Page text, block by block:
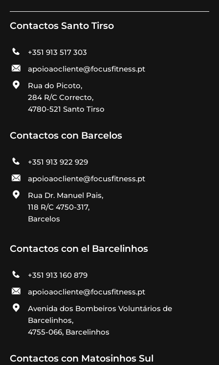
Contactos Santo Tirso
+351 913 517 303
apoioaocliente@focusfitness.pt
Rua do Picoto,
284 R/C Correcto,
4780-521 Santo Tirso
Contactos con Barcelos
+351 913 922 929
apoioaocliente@focusfitness.pt
Rua Dr. Manuel Pais,
118 R/C 4750-317,
Barcelos
Contactos con el Barcelinhos
+351 913 160 879
apoioaocliente@focusfitness.pt
Avenida dos Bombeiros Voluntários de
Barcelinhos,
4755-066, Barcelinhos
Contactos con Matosinhos Sul